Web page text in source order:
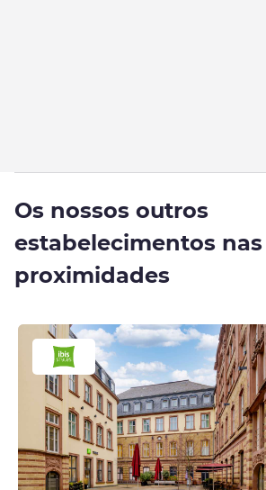
Os nossos outros
estabelecimentos nas
proximidades